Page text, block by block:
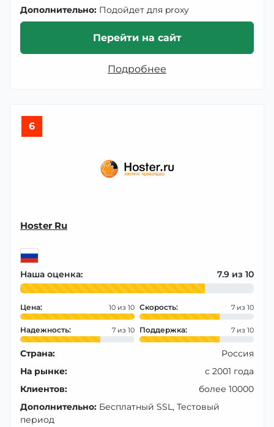
Дополнительно: Подойдет для proxy
Перейти на сайт
Подробнее
6
Hoster Ru
Наша оценка: 7.9
Цена: 10 Скорость: 7
Надежность: 7 Поддержка: 7
Страна:
Россия
На рынке:
с 2001 года
Клиентов:
более 10000
Дополнительно: Бесплатный SSL, Тестовый
период